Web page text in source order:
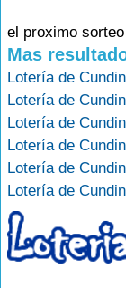
el proximo
Mas
Lotería de
Lotería de
Lotería de
Lotería de
Lotería de
Lotería de